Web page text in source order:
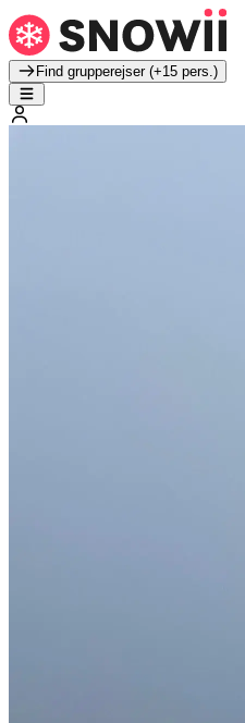
Find grupperejser (+15 pers.)